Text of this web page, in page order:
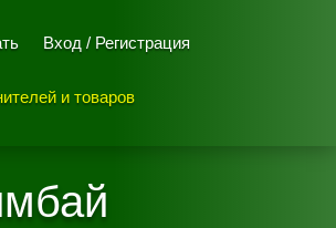
Вход / Регистрация
и товаров